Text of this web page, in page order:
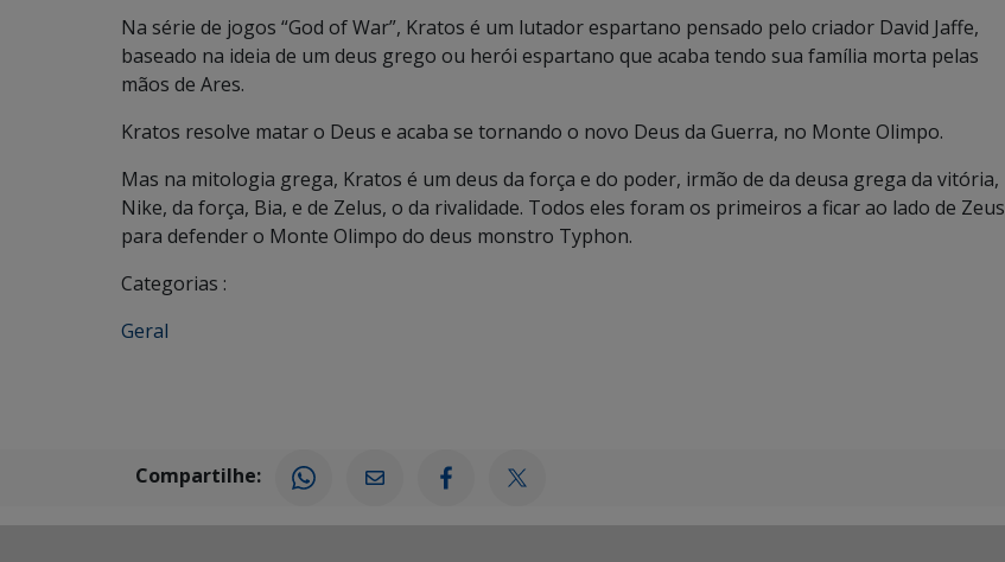
Na série de jogos “God of War”, Kratos é um lutador espartano pensado pelo criador David Jaffe,
baseado na ideia de um deus grego ou herói espartano que acaba tendo sua família morta pelas
mãos de Ares.
Kratos resolve matar o Deus e acaba se tornando o novo Deus da Guerra, no Monte Olimpo.
Mas na mitologia grega, Kratos é um deus da força e do poder, irmão de da deusa grega da vitória,
Nike, da força, Bia, e de Zelus, o da rivalidade. Todos eles foram os primeiros a ficar ao lado de Zeus
para defender o Monte Olimpo do deus monstro Typhon.
Categorias :
Geral
Compartilhe: